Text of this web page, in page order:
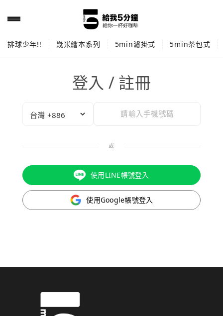
排球少年!! 幾米繪本系列 5min濾掛式 5min茶包式
登入 / 註冊
或
使用LINE帳號登入
使用Google帳號登入
驗證碼已成功發送至您的手機門號！
為了維護您的權益，請於 10 分鐘內填寫認證碼。